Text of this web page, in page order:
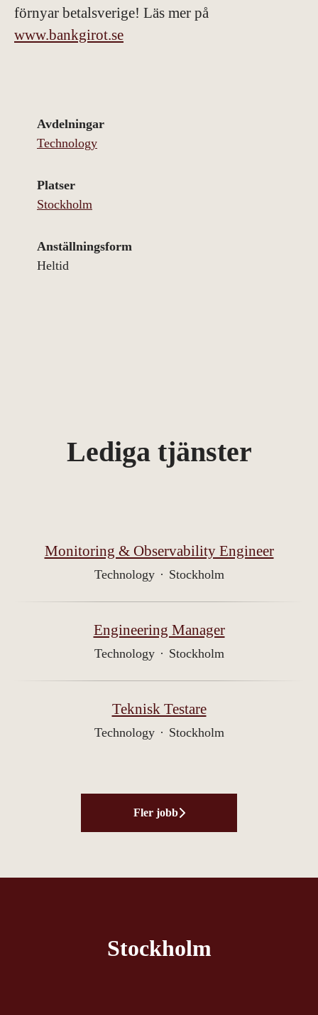
förnyar betalsverige! Läs mer på
www.bankgirot.se
Avdelningar
Technology
Platser
Stockholm
Anställningsform
Heltid
Lediga tjänster
Monitoring & Observability Engineer
Technology · Stockholm
Engineering Manager
Technology · Stockholm
Teknisk Testare
Technology · Stockholm
Fler jobb
Stockholm